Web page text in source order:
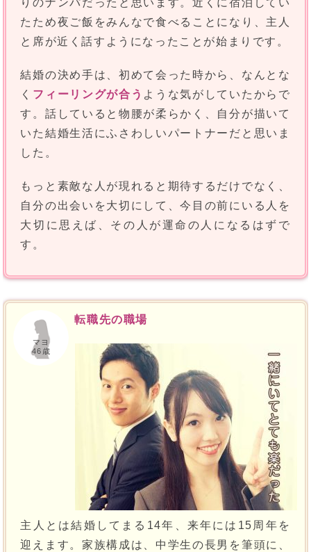
りのナンパだったと思います。近くに宿泊してい
たため夜ご飯をみんなで食べることになり、主人
と席が近く話すようになったことが始まりです。
結婚の決め手は、初めて会った時から、なんとな
く フィーリングが合う ような気がしていたからで
す。話していると物腰が柔らかく、自分が描いて
いた結婚生活にふさわしいパートナーだと思いま
した。
もっと素敵な人が現れると期待するだけでなく、
自分の出会いを大切にして、今目の前にいる人を
大切に思えば、その人が運命の人になるはずで
す。
マヨ
46歳
転職先の職場
主人とは結婚してまる14年、来年には15周年を
迎えます。家族構成は、中学生の長男を筆頭に、